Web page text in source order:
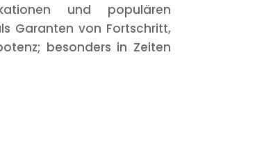
und populären
Garanten von Fortschritt,
besonders in Zeiten